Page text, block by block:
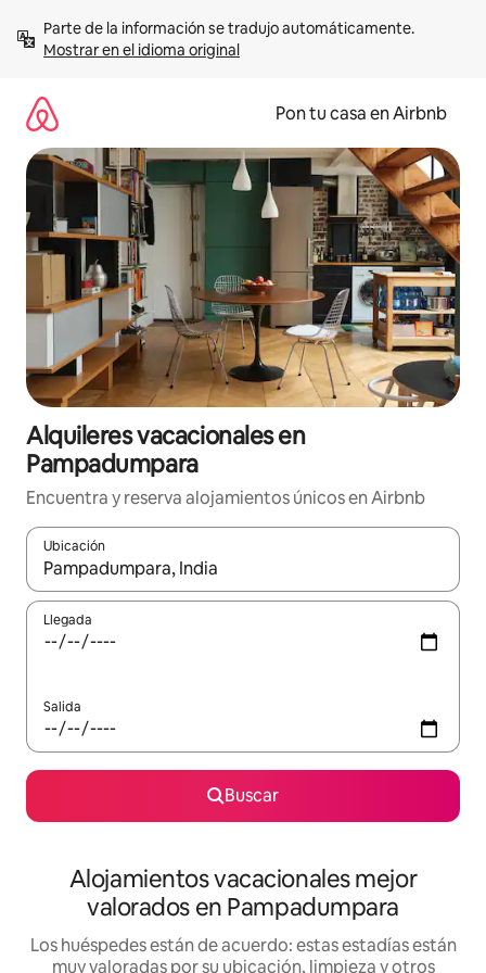
contenidoMostrar en el idioma original
Pon tu casa en Airbnb
Alquileres vacacionales en
Pampadumpara
Encuentra y reserva alojamientos únicos en Airbnb
Ubicación
Cuando los resultados estén disponibles, navega con las
Llegada
Salida
Buscar
Alojamientos vacacionales mejor
valorados en Pampadumpara
Los huéspedes están de acuerdo: estas estadías están
muy valoradas por su ubicación, limpieza y otros